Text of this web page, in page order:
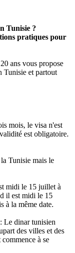
Tunisie ?
pratiques pour
ans vous propose
Tunisie et partout
mois, le visa n'est
est obligatoire.
Tunisie mais le
midi le 15 juillet à
il est midi le 15
à la même date.
Le dinar tunisien
des villes et des
à se